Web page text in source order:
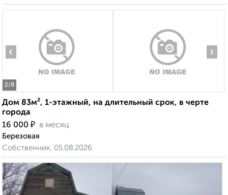
2/8
‹ ›
Дом 83м², 1-этажный, на длительный срок, в черте
города
16 000 ₽ в месяц
Березовая
Собственник, 05.08.2026